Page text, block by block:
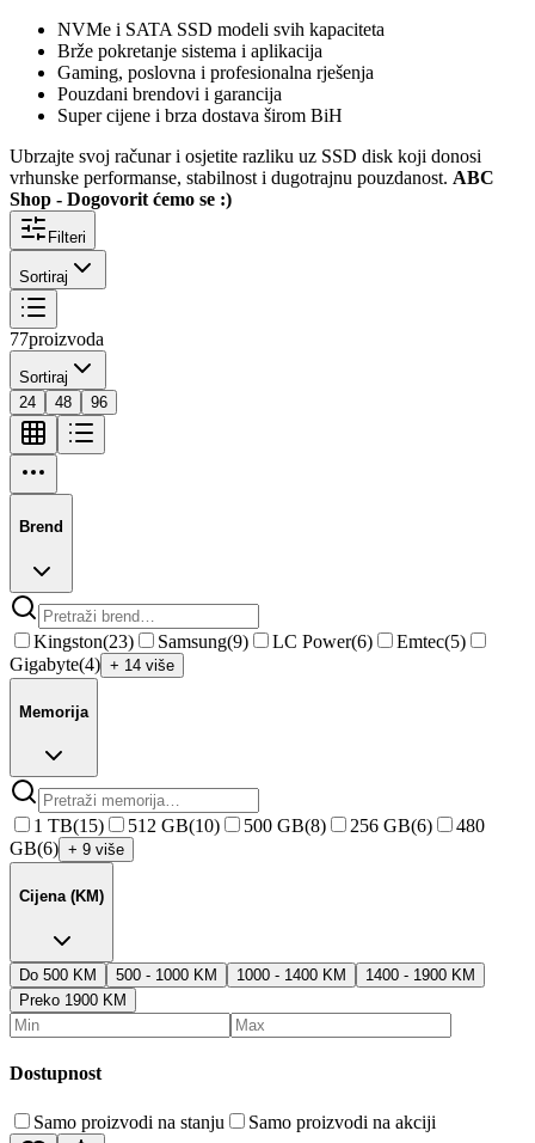
NVMe i SATA SSD modeli svih kapaciteta
Brže pokretanje sistema i aplikacija
Gaming, poslovna i profesionalna rješenja
Pouzdani brendovi i garancija
Super cijene i brza dostava širom BiH
Ubrzajte svoj računar i osjetite razliku uz SSD disk koji donosi
vrhunske performanse, stabilnost i dugotrajnu pouzdanost. ABC
Shop - Dogovorit ćemo se :)
Filteri
Sortiraj
77proizvoda
Sortiraj
24
48 96
Brend
Kingston(23) Samsung(9) LC Power(6) Emtec(5)
Gigabyte(4) + 14 više
Memorija
1 TB(15) 512 GB(10) 500 GB(8) 256 GB(6)
480
GB(6) + 9 više
Cijena (KM)
Do 500 KM 500 - 1000 KM 1000 - 1400 KM
1400 - 1900 KM
Preko 1900 KM
Dostupnost
Samo proizvodi na stanju Samo proizvodi na akciji